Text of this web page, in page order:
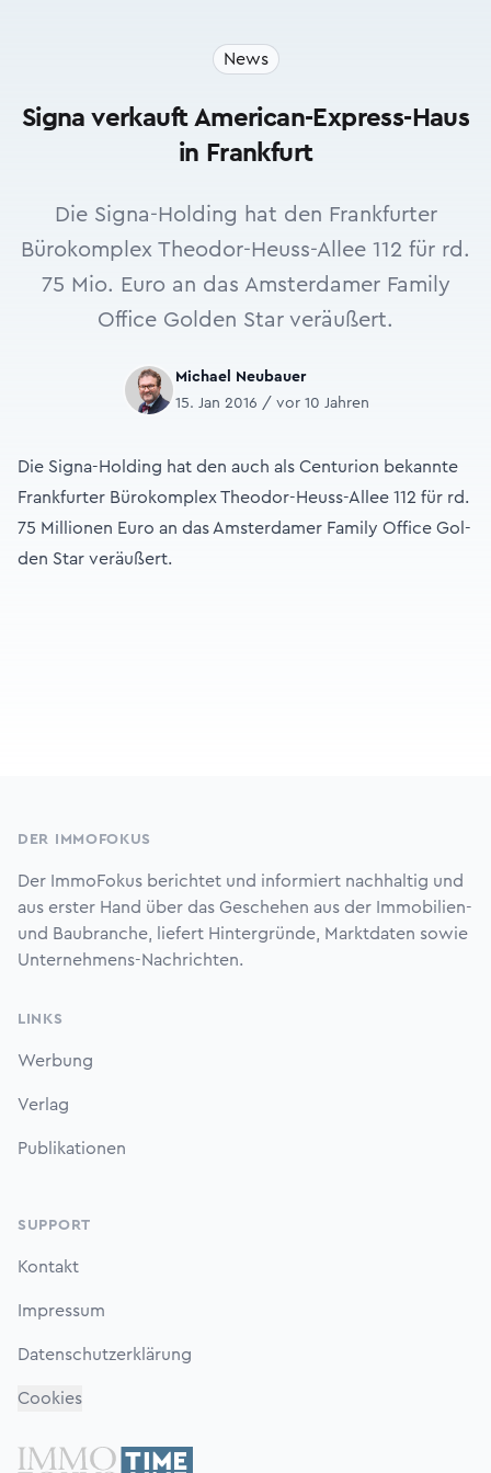
News
Signa verkauft American-Express-Haus
in Frankfurt
Die Signa-Holding hat den Frankfurter
Bürokomplex Theodor-Heuss-Allee 112 für rd.
75 Mio. Eu­ro an das Amsterdamer Family
Office Gol­den Star veräußert.
Michael Neubauer
15. Jan 2016 / vor 10 Jahren
Die Signa-Holding hat den auch als Centurion be­kann­te
Frankfurter Bürokomplex Theodor-Heuss-Allee 112 für rd.
75 Millionen Eu­ro an das Amsterdamer Family Office Gol­
den Star veräußert.
DER IMMOFOKUS
Der ImmoFokus berichtet und informiert nachhaltig und
aus erster Hand über das Geschehen aus der Immobilien-
und Baubranche, liefert Hintergründe, Marktdaten sowie
Unternehmens-Nachrichten.
LINKS
Werbung
Verlag
Publikationen
SUPPORT
Kontakt
Impressum
Datenschutzerklärung
Cookies